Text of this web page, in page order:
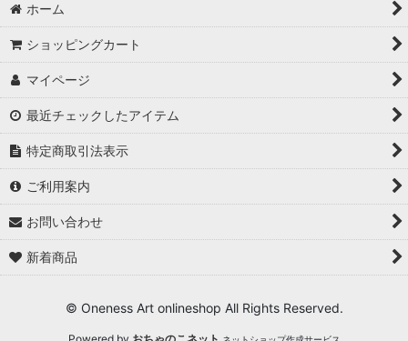
ホーム
ショッピングカート
マイページ
最近チェックしたアイテム
特定商取引法表示
ご利用案内
お問い合わせ
新着商品
© Oneness Art onlineshop All Rights Reserved.